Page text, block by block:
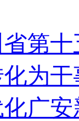
第
为
广